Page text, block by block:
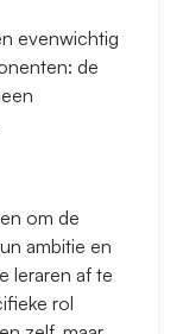
evenwichtig
de
om de
ambitie en
leraren af te
rol